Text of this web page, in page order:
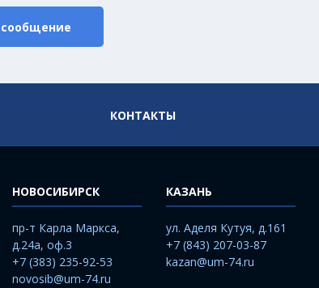
КОНТАКТЫ
НОВОСИБИРСК
пр-т Карла Маркса,
д.24а, оф.3
+7 (383) 235-92-53
novosib@um-74.ru
КАЗАНЬ
ул. Аделя Кутуя, д.161
+7 (843) 207-03-87
kazan@um-74.ru